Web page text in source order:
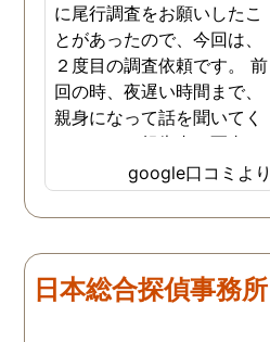
に尾行調査をお願いしたこ
とがあったので、今回は、
２度目の調査依頼です。 前
回の時、夜遅い時間まで、
親身になって話を聞いてく
れたのと、報告書の写真
が、場所が悪かったのに、
とても鮮明に写っていたの
で、再度、調査をお願いさ
度、自分でも行動パターン
の把握をしていましたが、
google口コミより
日本総合探偵事務所